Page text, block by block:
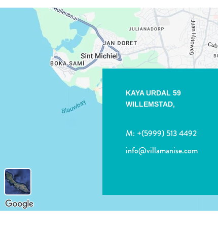
KAYA URDAL 59
WILLEMSTAD,
M: +(5999) 513 4492
info@villamanise.com